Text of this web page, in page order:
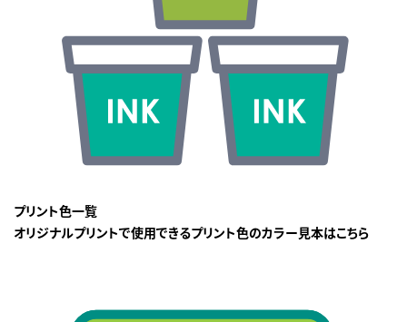
プリント色一覧
オリジナルプリントで使用できるプリント色のカラー見本はこちら